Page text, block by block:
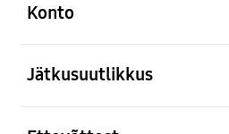
Konto
Jätkusuutlikkus